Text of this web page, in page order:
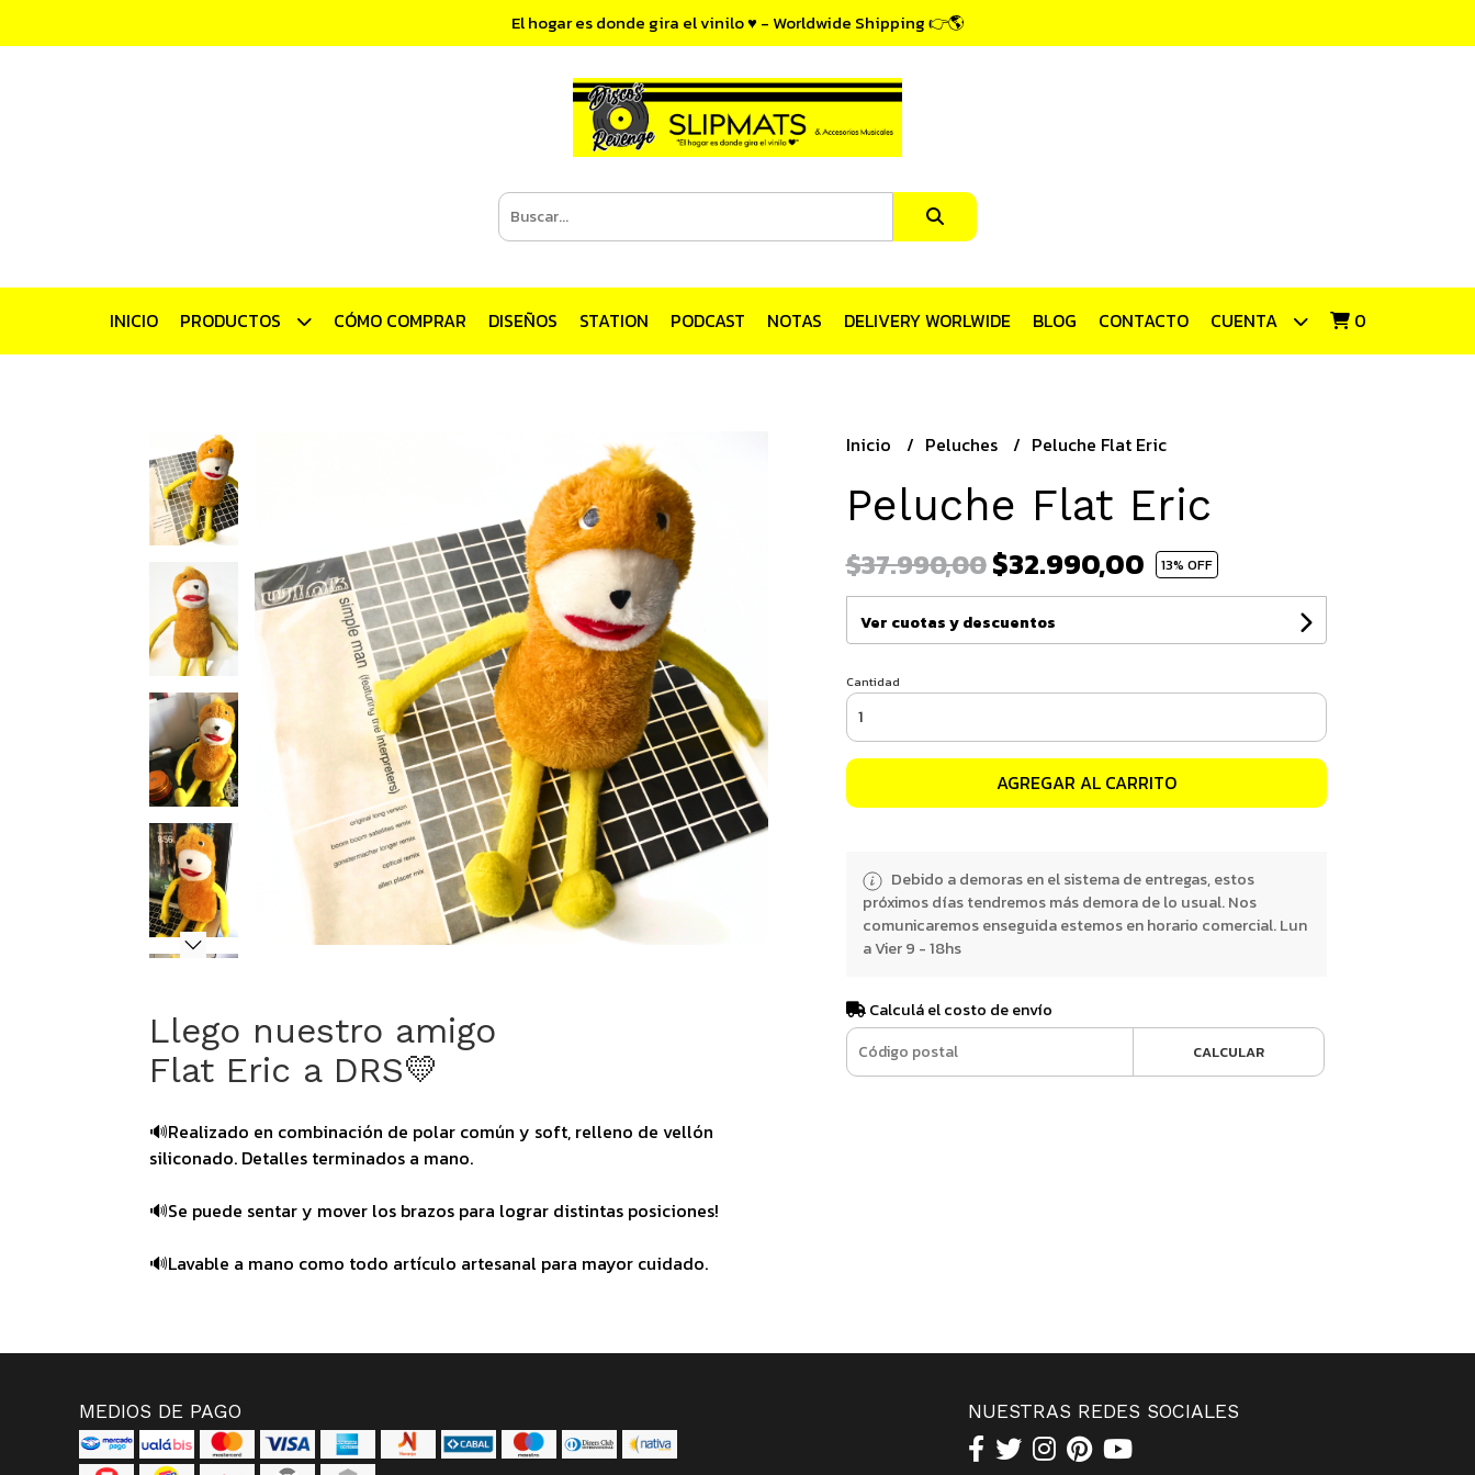
El hogar es donde gira el vinilo ♥ - Worldwide Shipping 👉🌎
INICIO PRODUCTOS CÓMO COMPRAR DISEÑOS STATION PODCAST NOTAS DELIVERY WORLWIDE BLOG CONTACTO CUENTA 0
Llego nuestro amigo
Flat Eric a DRS💛
🔊Realizado en combinación de polar común y soft, relleno de vellón
siliconado. Detalles terminados a mano.
🔊Se puede sentar y mover los brazos para lograr distintas posiciones!
🔊Lavable a mano como todo artículo artesanal para mayor cuidado.
Inicio Peluches Peluche Flat Eric
Peluche Flat Eric
$37.990,00$32.990,00 13% OFF
Ver cuotas y descuentos
Cantidad
AGREGAR AL CARRITO
Debido a demoras en el sistema de entregas, estos
próximos días tendremos más demora de lo usual. Nos
comunicaremos enseguida estemos en horario comercial. Lun
a Vier 9 - 18hs
Calculá el costo de envío
CALCULAR
MEDIOS DE PAGO NUESTRAS REDES SOCIALES